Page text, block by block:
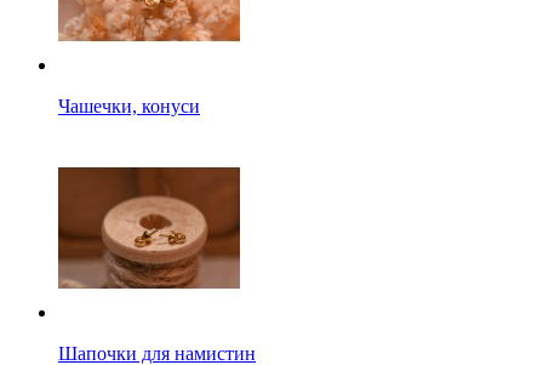
Чашечки, конуси
Шапочки для намистин